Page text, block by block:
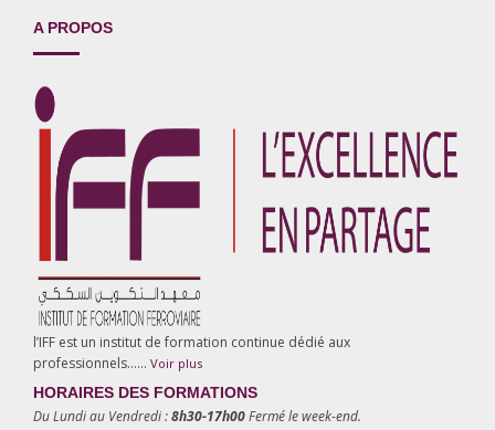
A PROPOS
l’IFF est un institut de formation continue dédié aux
professionnels…… Voir plus
HORAIRES DES FORMATIONS
Du Lundi au Vendredi :8h30-17h00Fermé le week-end.